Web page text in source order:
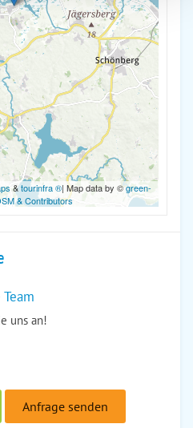
&tourinfra ®| Map data by ©green-
& Contributors
uns an!
Anfrage senden